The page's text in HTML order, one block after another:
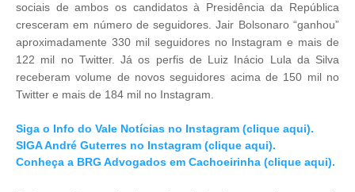
sociais de ambos os candidatos à Presidência da República
cresceram em número de seguidores. Jair Bolsonaro “ganhou”
aproximadamente 330 mil seguidores no Instagram e mais de
122 mil no Twitter. Já os perfis de Luiz Inácio Lula da Silva
receberam volume de novos seguidores acima de 150 mil no
Twitter e mais de 184 mil no Instagram.
Siga o Info do Vale Notícias no Instagram (clique aqui).
SIGA André Guterres no Instagram (clique aqui).
Conheça a BRG Advogados em Cachoeirinha (clique aqui).